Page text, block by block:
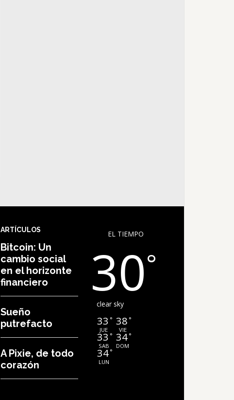
ARTÍCULOS
Bitcoin: Un
cambio social
en el horizonte
financiero
Sueño
putrefacto
A Pixie, de todo
corazón
EL TIEMPO
30°
clear sky
33 °
JUE
38 °
VIE
33 °
SAB
34°
DOM
34°
LUN